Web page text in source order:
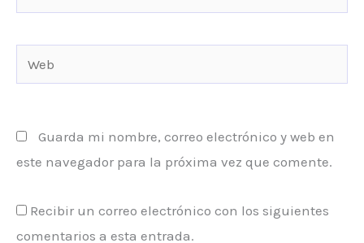
electrónico*
Guarda mi nombre, correo electrónico y web en
este navegador para la próxima vez que comente.
Recibir un correo electrónico con los siguientes
comentarios a esta entrada.